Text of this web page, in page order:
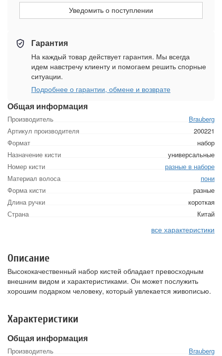
Общая информация
Производитель
Brauberg
Артикул производителя
200221
Формат
набор
Назначение кисти
универсальные
Номер кисти
разные в наборе
Материал волоса
пони
Форма кисти
разные
Длина ручки
короткая
Страна
Китай
все характеристики
Уведомить о поступлении
Гарантия
На каждый товар действует гарантия. Мы всегда
идем навстречу клиенту и помогаем решить спорные
ситуации.
Подробнее о гарантии, обмене и возврате
Описание
Высококачественный набор кистей обладает превосходным
внешним видом и характеристиками. Он может послужить
хорошим подарком человеку, который увлекается живописью.
Характеристики
Общая информация
Производитель
Brauberg